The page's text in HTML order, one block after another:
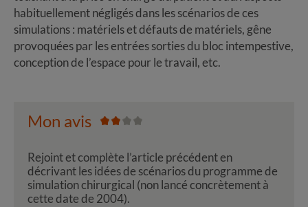
habituellement négligés dans les scénarios de ces
simulations : matériels et défauts de matériels, gêne
provoquées par les entrées sorties du bloc intempestive,
conception de l’espace pour le travail, etc.
Mon avis
Rejoint et complète l’article précédent en
décrivant les idées de scénarios du programme de
simulation chirurgical (non lancé concrètement à
cette date de 2004).